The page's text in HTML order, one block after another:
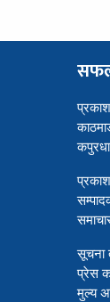
सूचना
प्रेस
मुल्य